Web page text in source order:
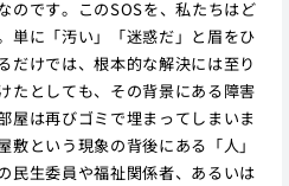
のです。このSOSを、私たちはど
単に「汚い」「迷惑だ」と眉をひ
だけでは、根本的な解決には至り
たとしても、その背景にある障害
屋は再びゴミで埋まってしまいま
という現象の背後にある「人」
民生委員や福祉関係者、あるいは